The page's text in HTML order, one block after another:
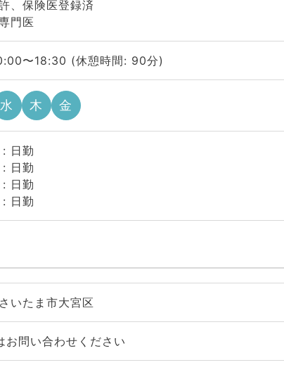
、保険医登録済
門医
〜18:30 (休憩時間: 90分)
水 木 金
日勤
日勤
日勤
日勤
いたま市大宮区
お問い合わせください